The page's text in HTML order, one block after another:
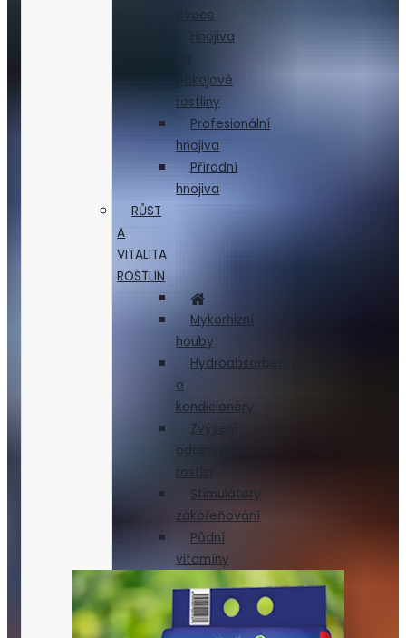
ovoce
Hnojiva
pokojové
rostliny
Profesionální
hnojiva
Přírodní
hnojiva
RŮST
A
VITALITA
ROSTLIN
Mykorhizní
houby
Hydroabsorbenty
a
kondicionéry
Zvýšení
odolnosti
rostlin
Stimulátory
zakořeňování
Půdní
vitamíny